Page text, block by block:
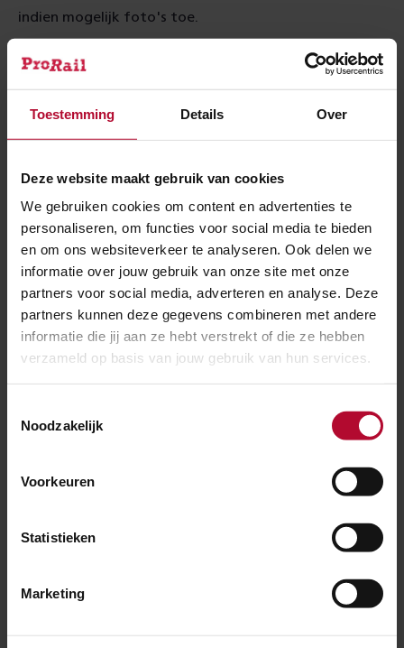
Toestemming Details Over
Deze website maakt gebruik van cookies
We gebruiken cookies om content en advertenties te
personaliseren, om functies voor social media te bieden
en om ons websiteverkeer te analyseren. Ook delen we
informatie over jouw gebruik van onze site met onze
partners voor social media, adverteren en analyse. Deze
partners kunnen deze gegevens combineren met andere
informatie die jij aan ze hebt verstrekt of die ze hebben
verzameld op basis van jouw gebruik van hun services.
Noodzakelijk
Voorkeuren
Statistieken
Marketing
indien mogelijk foto's toe.
antwoord op deze vraag?
Wie is er verantwoordelijk voor het
verwijderen van de Reuzenberenklauw?
Wat doet ProRail tegen de Reuzenberenklauw?
gevaarlijke plant?
Ben je tevreden over de informatie op
deze pagina?